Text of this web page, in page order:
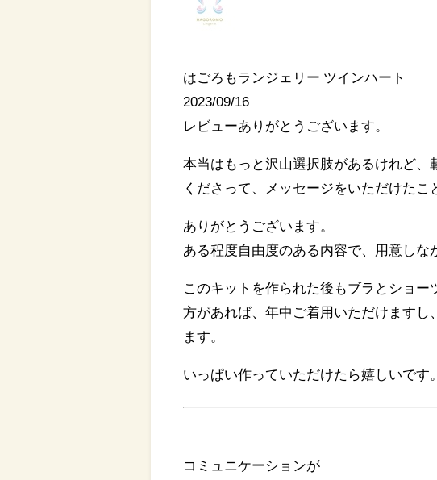
はごろもランジェリー ツインハート
2023/09/16
レビューありがとうございます。
本当はもっと沢山選択肢があるけれど
くださって、メッセージをいただけたこ
ありがとうございます。
ある程度自由度のある内容で、用意しな
このキットを作られた後もブラとショ
方があれば、年中ご着用いただけます
ます。
いっぱい作っていただけたら嬉しいです。
コミュニケーションが